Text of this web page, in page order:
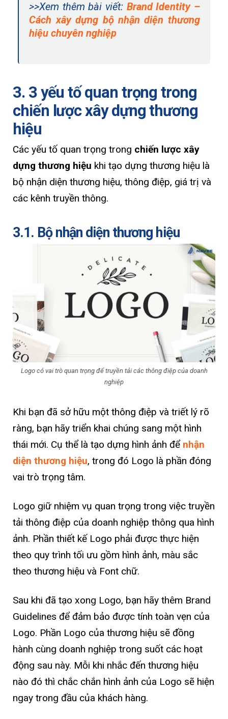
>>Xem thêm bài viết: Brand Identity –
Cách xây dựng bộ nhận diện thương
hiệu chuyên nghiệp
3. 3 yếu tố quan trọng trong
chiến lược xây dựng thương
hiệu
Các yếu tố quan trọng trong chiến lược xây
dựng thương hiệu khi tạo dựng thương hiệu là
bộ nhận diện thương hiệu, thông điệp, giá trị và
các kênh truyền thông.
3.1. Bộ nhận diện thương hiệu
Logo có vai trò quan trọng để truyền tải các thông điệp của doanh
nghiệp
Khi bạn đã sở hữu một thông điệp và triết lý rõ
ràng, bạn hãy triển khai chúng sang một hình
thái mới. Cụ thể là tạo dựng hình ảnh để nhận
diện thương hiệu, trong đó Logo là phần đóng
vai trò trọng tâm.
Logo giữ nhiệm vụ quan trọng trong việc truyền
tải thông điệp của doanh nghiệp thông qua hình
ảnh. Phần thiết kế Logo phải được thực hiện
theo quy trình tối ưu gồm hình ảnh, màu sắc
theo thương hiệu và Font chữ.
Sau khi đã tạo xong Logo, bạn hãy thêm Brand
Guidelines để đảm bảo được tính toàn vẹn của
Logo. Phần Logo của thương hiệu sẽ đồng
hành cùng doanh nghiệp trong suốt các hoạt
động sau này. Mỗi khi nhắc đến thương hiệu
nào đó thì chắc chắn hình ảnh của Logo sẽ hiện
ngay trong đầu của khách hàng.